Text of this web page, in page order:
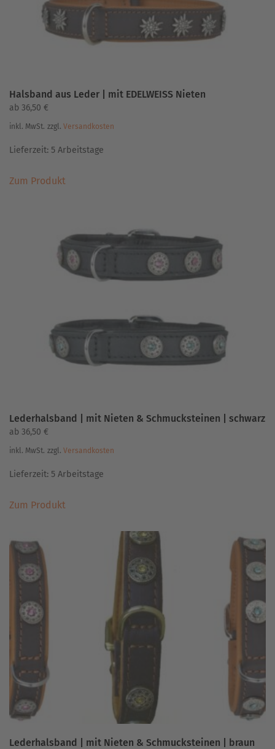
Produktseite
gewählt
werden
Halsband aus Leder | mit EDELWEISS Nieten
ab 36,50 €
inkl. MwSt. zzgl. Versandkosten
Lieferzeit: 5 Arbeitstage
Zum ProduktProdukt
auf.
Die
Optionen
Produktseite
gewählt
werden
Lederhalsband | mit Nieten & Schmucksteinen | schwarz
ab 36,50 €
inkl. MwSt. zzgl. Versandkosten
Lieferzeit: 5 Arbeitstage
Zum ProduktProdukt
Produktseite
Lederhalsband | mit Nieten & Schmucksteinen | braun